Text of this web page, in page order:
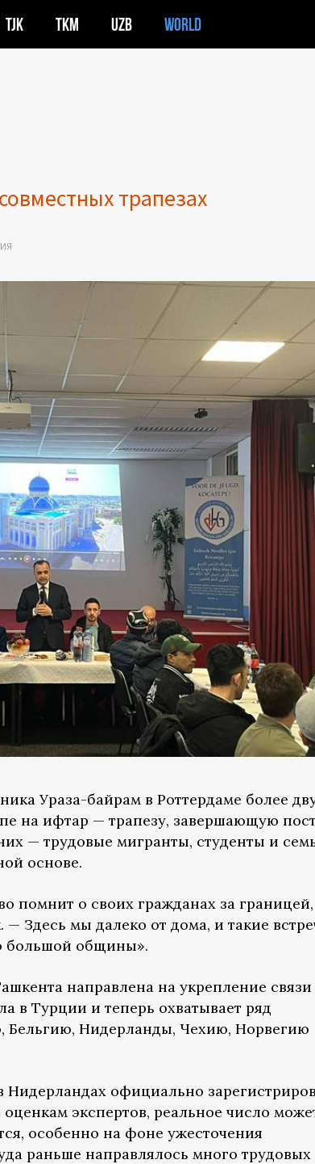
TJK TKM UZB WORLD
трапезах
Ураза-байрам в Роттердаме более
на ифтар — трапезу, завершающую пост
— трудовые мигранты, студенты и
основе.
помнит о своих гражданах за
— Здесь мы далеко от дома, и такие
большой общины».
направлена на укрепление связи
в Турции и теперь охватывает ряд
Бельгию, Нидерланды, Чехию, Норвегию
официально
экспертов, реальное число
особенно на фоне ужесточения
раньше направлялось много трудовых